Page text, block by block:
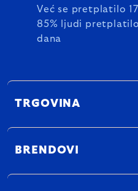
Već se pretplatilo
85% ljudi
dana
TRGOVINA
BRENDOVI